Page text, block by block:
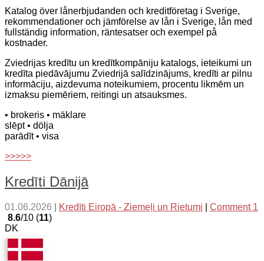
Katalog över lånerbjudanden och kreditföretag i Sverige,
rekommendationer och jämförelse av lån i Sverige, lån med
fullständig information, räntesatser och exempel på
kostnader.
Zviedrijas kredītu un kredītkompāniju katalogs, ieteikumi un
kredīta piedāvājumu Zviedrijā salīdzinājums, kredīti ar pilnu
informāciju, aizdevuma noteikumiem, procentu likmēm un
izmaksu piemēriem, reitingi un atsauksmes.
• brokeris • mäklare
slēpt• dölja
parādīt• visa
>>>>>
Kredīti Dānijā
01.06.2026 Kredīti Eiropā - Ziemeļi un Rietumi
Comment 1
8.6/10 (11)
DK